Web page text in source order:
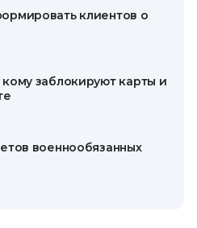
клиентов о
заблокируют карты и
военнообязанных